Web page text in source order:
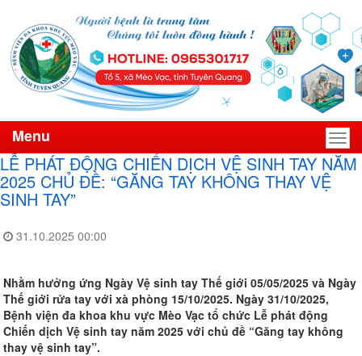
Menu
LỄ PHÁT ĐỘNG CHIẾN DỊCH VỆ SINH TAY NĂM
2025 CHỦ ĐỀ: “GĂNG TAY KHÔNG THAY VỆ
SINH TAY”
31.10.2025 00:00
Nhằm hưởng ứng Ngày Vệ sinh tay Thế giới 05/05/2025 và Ngày
Thế giới rửa tay với xà phòng 15/10/2025. Ngày 31/10/2025,
Bệnh viện đa khoa khu vực Mèo Vạc tổ chức Lễ phát động
Chiến dịch Vệ sinh tay năm 2025 với chủ đề “Găng tay không
thay vệ sinh tay”.